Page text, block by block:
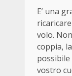
E’ una
volo.
coppia,
possibile
vostro